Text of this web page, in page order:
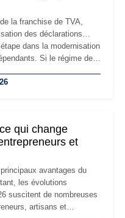
la franchise de TVA,
des déclarations…
dans la modernisation
Si le régime de
à un environnement
qui change
et
avantages du
les évolutions
suscitent de nombreuses
artisans et